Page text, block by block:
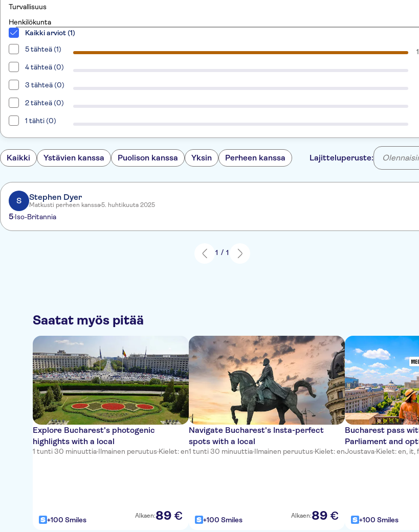
Turvallisuus
Henkilökunta
Kaikki arviot (1)
5 tähteä (1)
4 tähteä (0)
3 tähteä (0)
2 tähteä (0)
1 tähti (0)
Kaikki Ystävien kanssa Puolison kanssa Yksin Perheen kanssa Lajitteluperuste:
S Stephen Dyer
Matkusti perheen kanssa5. huhtikuuta 2025
5 Iso-Britannia
1 / 1
Saatat myös pitää
Explore Bucharest's photogenic
highlights with a local
1 tunti 30 minuuttia·Ilmainen peruutus·Kielet: en
+100 Smiles Alkaen:89 €
Navigate Bucharest's Insta-perfect
spots with a local
1 tunti 30 minuuttia·Ilmainen peruutus·Kielet: en
+100 Smiles Alkaen:89 €
Bucharest pass
Parliament and
Castle
Joustava·Kielet: en, it,
+100 Smiles